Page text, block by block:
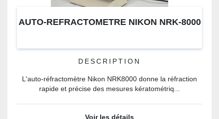
AUTO-REFRACTOMETRE NIKON NRK-8000
DESCRIPTION
L'auto-réfractomètre Nikon NRK8000 donne la réfraction
rapide et précise des mesures kératométriq...
Voir les détails